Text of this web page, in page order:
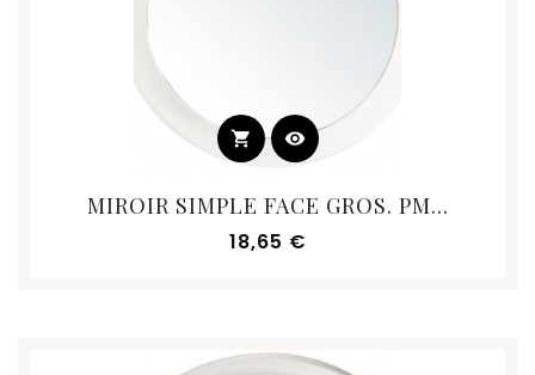
shopping_cart visibility
MIROIR SIMPLE FACE GROS. PM...
18,65 €